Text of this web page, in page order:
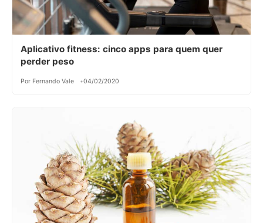
Aplicativo fitness: cinco apps para quem quer
perder peso
Por Fernando Vale 04/02/2020